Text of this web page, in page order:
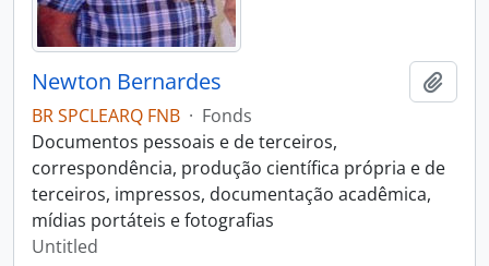
Newton Bernardes
BR SPCLEARQ FNB · Fonds
Documentos pessoais e de terceiros,
correspondência, produção científica própria e de
terceiros, impressos, documentação acadêmica,
mídias portáteis e fotografias
Untitled